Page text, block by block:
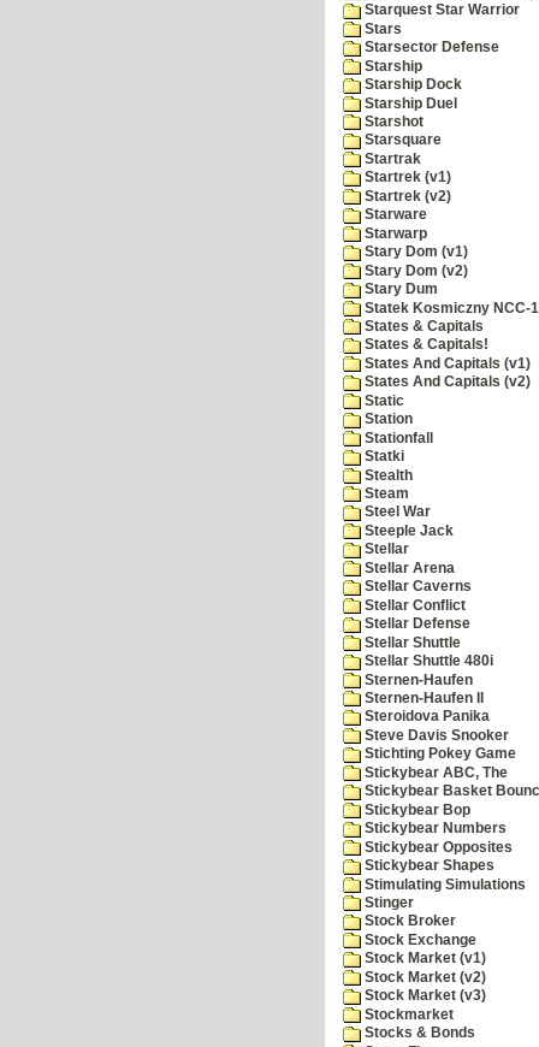
Starquest Star Warrior
Stars
Starsector Defense
Starship
Starship Dock
Starship Duel
Starshot
Starsquare
Startrak
Startrek (v1)
Startrek (v2)
Starware
Starwarp
Stary Dom (v1)
Stary Dom (v2)
Stary Dum
Statek Kosmiczny NCC-
States & Capitals
States & Capitals!
States And Capitals (v1)
States And Capitals (v2)
Static
Station
Stationfall
Statki
Stealth
Steam
Steel War
Steeple Jack
Stellar
Stellar Arena
Stellar Caverns
Stellar Conflict
Stellar Defense
Stellar Shuttle
Stellar Shuttle 480i
Sternen-Haufen
Sternen-Haufen II
Steroidova Panika
Steve Davis Snooker
Stichting Pokey Game
Stickybear ABC, The
Stickybear Basket
Stickybear Bop
Stickybear Numbers
Stickybear Opposites
Stickybear Shapes
Stimulating Simulations
Stinger
Stock Broker
Stock Exchange
Stock Market (v1)
Stock Market (v2)
Stock Market (v3)
Stockmarket
Stocks & Bonds